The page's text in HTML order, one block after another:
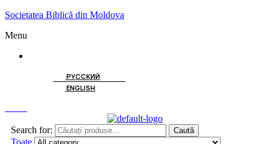
Societatea Biblică din Moldova
Menu
РУССКИЙ
ENGLISH
Search for: Caută
Toate